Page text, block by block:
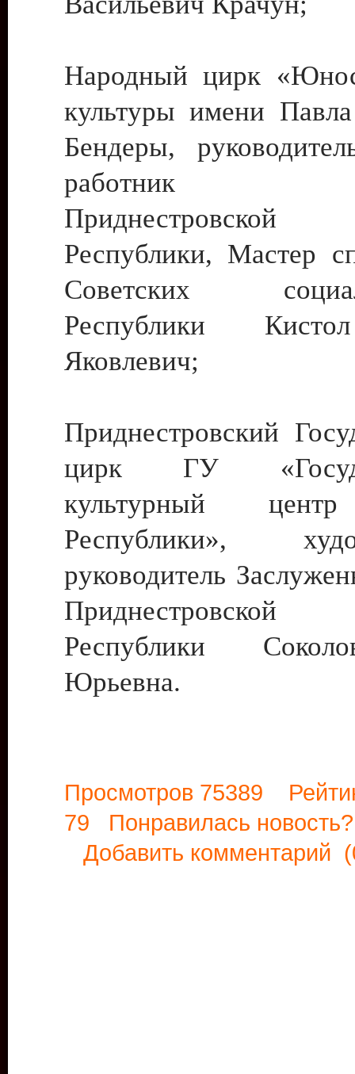
Народный цирк
культуры имени
Бендеры,
работник
Приднестровской
Республики, Мастер
Советских
Республики
Яковлевич;
Приднестровский
цирк ГУ
культурный
Республики»,
руководитель
Приднестровской
Республики
Юрьевна.
Просмотров 75389
79 Понравилась
Добавить комментарий